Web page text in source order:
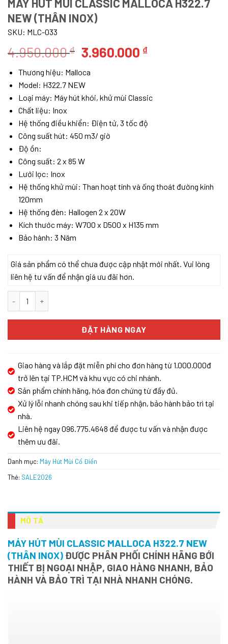
MÁY HÚT MÙI CLASSIC MALLOCA H322.7
NEW (THÂN INOX)
SKU: MLC-033
4.950.000₫ Giá
là:
4.950.000 ₫.
3.960.000 ₫Giá
là:
3.960.000 ₫.
Thương hiệu: Malloca
Model: H322.7 NEW
Loại máy: Máy hút khói, khử mùi Classic
Chất liệu: Inox
Hệ thống điều khiển: Điện tử, 3 tốc độ
Công suất hút: 450 m3/ giờ
Độ ồn:
Công suất: 2 x 85 W
Lưới lọc: Inox
Hệ thống khử mùi: Than hoạt tính và ống thoát đường kính
120mm
Hệ thống đèn: Hallogen 2 x 20W
Kích thước máy: W700 x D500 x H135 mm
Bảo hành: 3 Năm
Giá sản phẩm có thể chưa được cập nhật mới nhất. Vui lòng
liên hệ tư vấn để nhận giá ưu đãi hơn.
ĐẶT HÀNG NGAY
Giao hàng và lắp đặt miễn phí cho đơn hàng từ 1.000.000đ
trở lên tại TP.HCM và khu vực có chi nhánh.
Sản phẩm chính hãng, hóa đơn chứng từ đầy đủ.
Xử lý lỗi nhanh chóng sau khi tiếp nhận, bảo hành bảo trì tại
nhà.
Liên hệ ngay 096.775.4648 để được tư vấn và nhận được
thêm ưu đãi.
Danh mục: Máy Hút Mùi Cổ Điển
Thẻ: SALE2026
MÔ TẢ
MÁY HÚT MÙI CLASSIC MALLOCA H322.7 NEW
(THÂN INOX) ĐƯỢC PHÂN PHỐI CHÍNH HÃNG BỚI
THIẾT BỊ NGOẠI NHẬP, GIAO HÀNG NHANH, BẢO
HÀNH VÀ BẢO TRÌ TẠI NHÀ NHANH CHÓNG.